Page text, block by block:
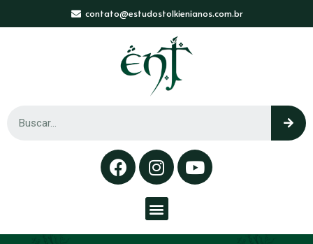
contato@estudostolkienianos.com.br